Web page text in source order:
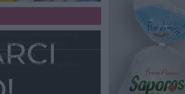
Marchioro. L'uomo del
LUGLIO
allo stesso tempo
29 LUGLIO
inserito nel girone C